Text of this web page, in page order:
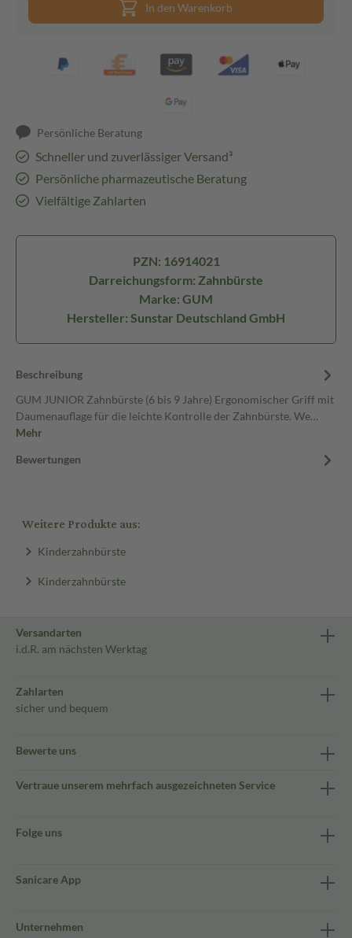
In den Warenkorb
Persönliche Beratung
Schneller und zuverlässiger Versand³
Persönliche pharmazeutische Beratung
Vielfältige Zahlarten
PZN: 16914021
Darreichungsform: Zahnbürste
Marke: GUM
Hersteller: Sunstar Deutschland GmbH
Beschreibung
GUM JUNIOR Zahnbürste (6 bis 9 Jahre) Ergonomischer Griff mit
Daumenauflage für die leichte Kontrolle der Zahnbürste. We…
Mehr
Bewertungen
Weitere Produkte aus:
Kinderzahnbürste
Kinderzahnbürste
Versandarten
i.d.R. am nächsten Werktag
Zahlarten
sicher und bequem
Bewerte uns
Vertraue unserem mehrfach ausgezeichneten Service
Folge uns
Sanicare App
Unternehmen